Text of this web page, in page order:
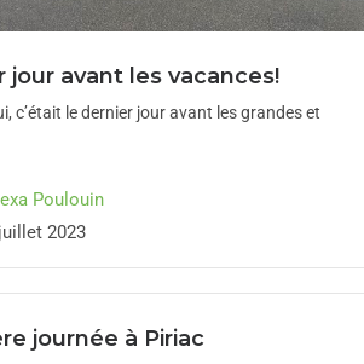
jour avant les vacances!
c’était le dernier jour avant les grandes et
Poulouin
2023
journée à Piriac